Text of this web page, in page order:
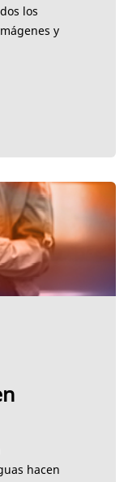
los
y
hacen